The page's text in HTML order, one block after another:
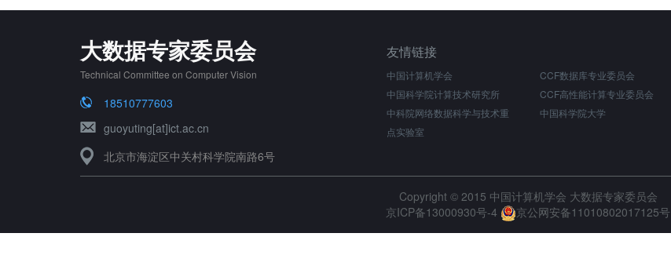
大数据专家委员会
Technical Committee on Computer Vision
18510777603
guoyuting[at]ict.ac.cn
北京市海淀区中关村科学院南路6号
CCF数据库专业委员会
CCF高性能计算专业委员会
中国科学院大学
友情链接
中国计算机学会
中国科学院计算技术研究所
中科院网络数据科学与技术重
点实验室
Copyright © 2015 中国计算机学会 大数据专家委员会
京ICP备13000930号-4
京公网安备11010802017125号